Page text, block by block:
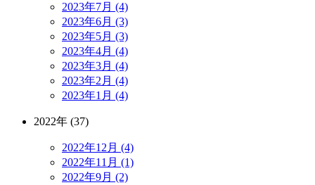
2023年7月 (4)
2023年6月 (3)
2023年5月 (3)
2023年4月 (4)
2023年3月 (4)
2023年2月 (4)
2023年1月 (4)
2022年 (37)
2022年12月 (4)
2022年11月 (1)
2022年9月 (2)